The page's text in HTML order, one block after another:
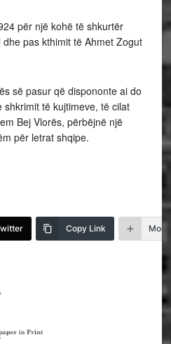
për një kohë të shkurtër
pas kthimit të Ahmet Zogut
së pasur që dispononte ai do
të kujtimeve, të cilat
Bej Vlorës, përbëjnë një
për letrat shqipe.
Copy Link More